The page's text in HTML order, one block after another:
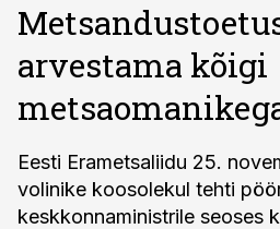
arvestama kõigi
Eesti Erametsaliidu 25.
volinike koosolekul tehti
keskkonnaministrile seoses